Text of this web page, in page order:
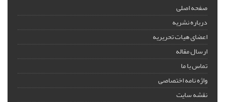
صفحه اصلی
درباره نشریه
اعضای هیات تحریریه
ارسال مقاله
تماس با ما
واژه نامه اختصاصی
نقشه سایت